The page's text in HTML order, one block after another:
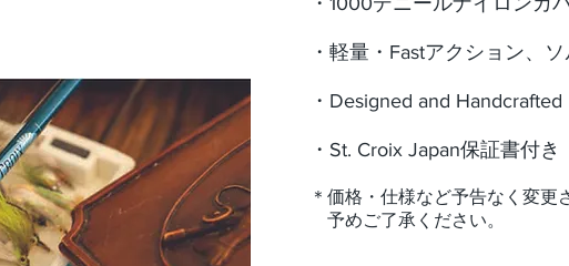
・軽量・Fastアクション、
・Designed and
・St. Croix Japan保証書付き
＊価格・仕様など予告なく変更
予めご了承ください。